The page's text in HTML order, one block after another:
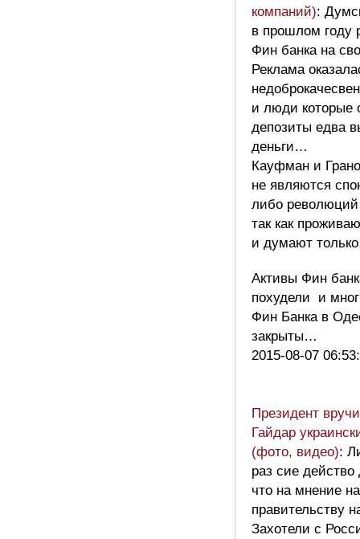
компаний):
в прошлом году
Фин банка на
Реклама
и люди которые
депозиты едва
деньги…
Кауфман и
не являются
либо революций
так как
и думают
Активы Фин
похудели и
Фин Банка в
закрыты…
2015-08-07
Президент
Гайдар
(фото, видео):
раз сие действо
что на мнение
правительству
Захотели с